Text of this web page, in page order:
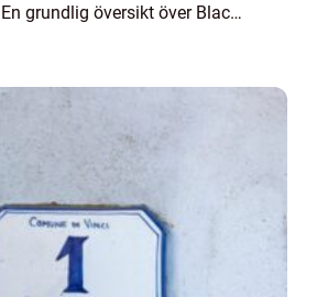
grundlig översikt över Black